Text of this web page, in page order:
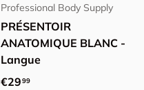
Professional Body Supply
PRÉSENTOIR
ANATOMIQUE BLANC -
Langue
Prix habituel
€2999